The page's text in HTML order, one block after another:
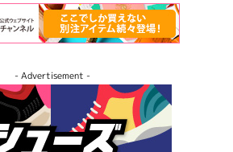
- Advertisement -